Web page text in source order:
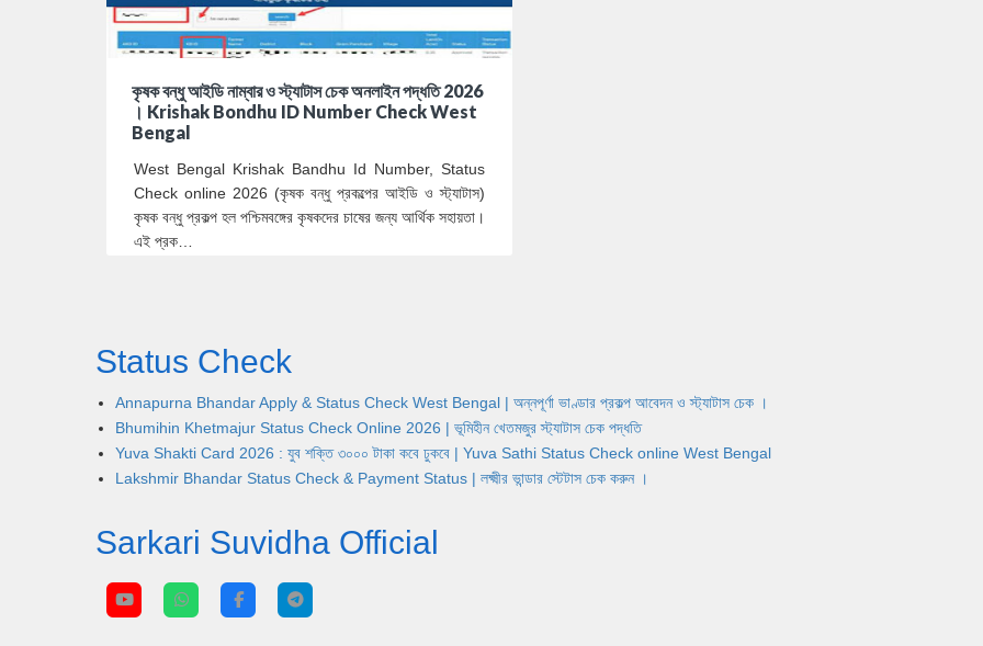
কৃষক বন্ধু আইডি নাম্বার ও স্ট্যাটাস চেক অনলাইন পদ্ধতি 2026
। Krishak Bondhu ID Number Check West
Bengal
West Bengal Krishak Bandhu Id Number, Status
Check online 2026 (কৃষক বন্ধু প্রকল্পের আইডি ও স্ট্যাটাস)
কৃষক বন্ধু প্রকল্প হল পশ্চিমবঙ্গের কৃষকদের চাষের জন্য আর্থিক সহায়তা।
এই প্রক…
Status Check
Annapurna Bhandar Apply & Status Check West Bengal | অন্নপূর্ণা ভাণ্ডার প্রকল্প আবেদন ও স্ট্যাটাস চেক ।
Bhumihin Khetmajur Status Check Online 2026 | ভূমিহীন খেতমজুর স্ট্যাটাস চেক পদ্ধতি
Yuva Shakti Card 2026 : যুব শক্তি ৩০০০ টাকা কবে ঢুকবে | Yuva Sathi Status Check online West Bengal
Lakshmir Bhandar Status Check & Payment Status | লক্ষ্মীর ভান্ডার স্টেটাস চেক করুন ।
Sarkari Suvidha Official